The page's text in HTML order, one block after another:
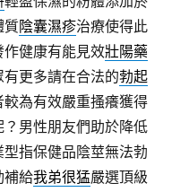
質陰囊濕疹治療使得此
健康有能見效壯陽藥
更多請在合法的勃起
為有效嚴重搔癢獲得
？男性朋友們助於降低
型指保健品陰莖無法勃
補給我弟很猛嚴選頂級